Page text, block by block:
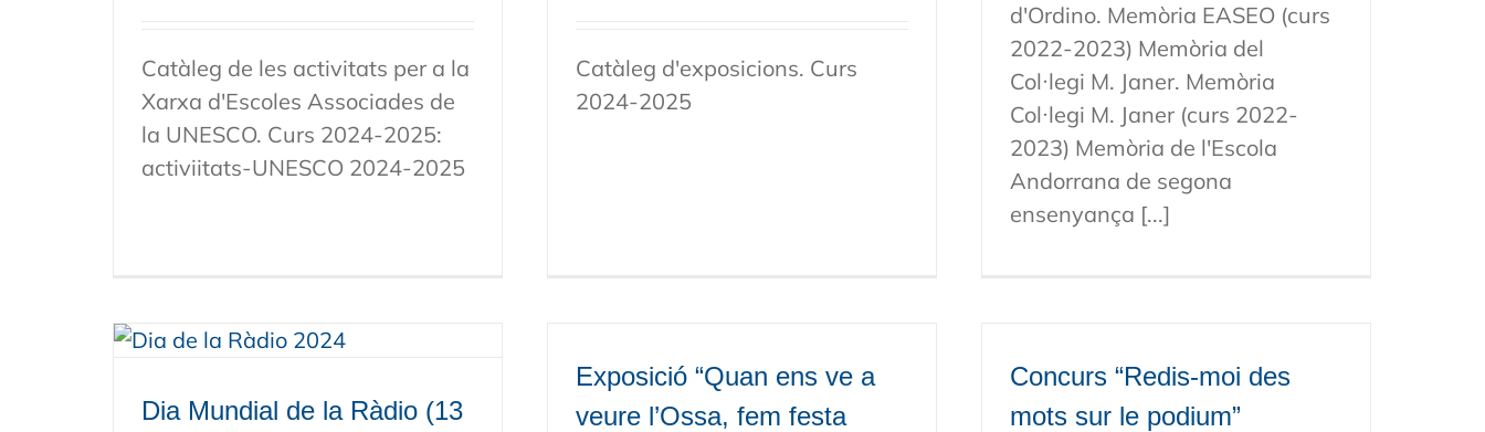
Catàleg de les activitats per a la
Xarxa d'Escoles Associades de
la UNESCO. Curs 2024-2025:
activiitats-UNESCO 2024-2025
Catàleg d'exposicions. Curs
2024-2025
d'Ordino. Memòria EASEO (curs
2022-2023) Memòria del
Col·legi M. Janer. Memòria
Col·legi M. Janer (curs 2022-
2023) Memòria de l'Escola
Andorrana de segona
ensenyança [...]
Dia Mundial de la Ràdio (13
Exposició “Quan ens ve a
veure l’Ossa, fem festa
Concurs “Redis-moi des
mots sur le podium”